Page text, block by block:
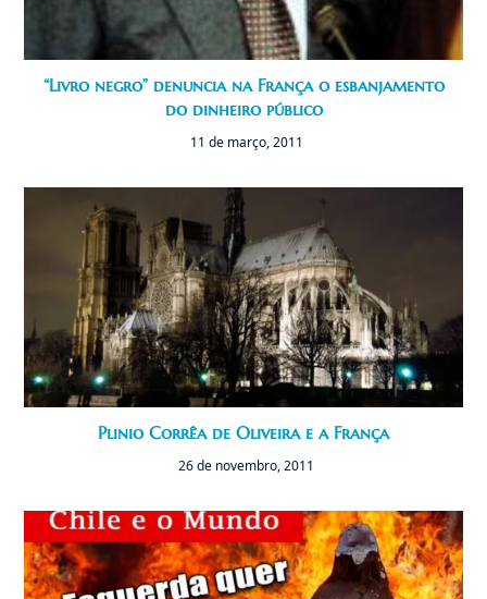
“Livro negro” denuncia na França o esbanjamento
do dinheiro público
11 de março, 2011
Plinio Corrêa de Oliveira e a França
26 de novembro, 2011